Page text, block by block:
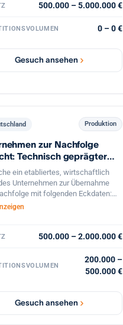
/ Wärmepumpen, o.ä.
Vordergrund: Branche:
/ PV-Anlagen, Speicher,
u.ä. Standort: Berlin,
Sachsen, Bayern, Baden-
gerne weiter aktiv
500.000 – 5.000.000 €
0 – 0 €
Gesuch ansehen
Produktion
zur Nachfolge
Technisch geprägter
oder KMU
ein etabliertes, wirtschaftlich
Unternehmen zur Übernahme
mit folgenden Eckdaten:
5 bis 15
oder produzierendes Gewerbe
& Kunden: stabiler, möglichst
Kundenstamm Produkte &
zu ersetzenden Technologien
Perspektive: solides
mit Potenzial für eine
500.000 – 2.000.000 €
200.000 –
500.000 €
Gesuch ansehen